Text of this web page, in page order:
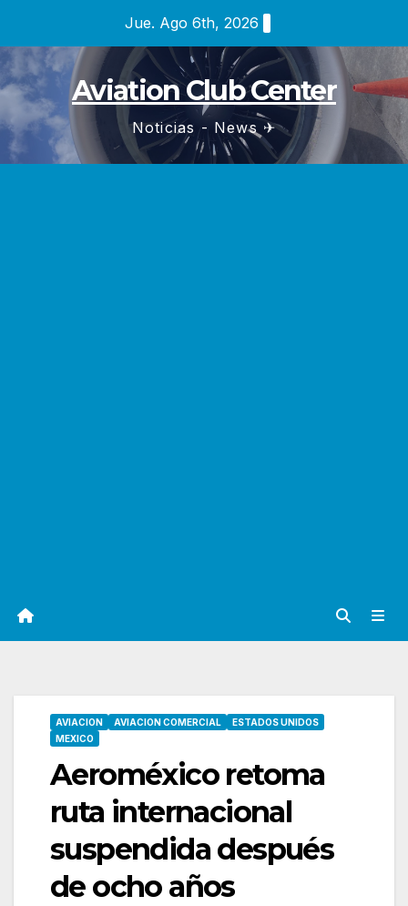
contenido
Jue. Ago 6th, 2026
Aviation Club Center
Noticias - News ✈
AVIACION AVIACION COMERCIAL
ESTADOS UNIDOS
MEXICO
Aeroméxico retoma
ruta internacional
suspendida después
de ocho años